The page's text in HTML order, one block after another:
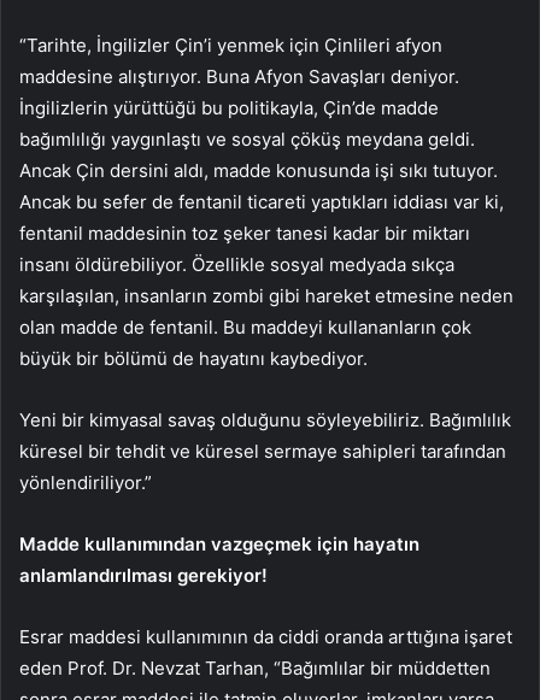
“Tarihte, İngilizler Çin’i yenmek için Çinlileri afyon
maddesine alıştırıyor. Buna Afyon Savaşları deniyor.
İngilizlerin yürüttüğü bu politikayla, Çin’de madde
bağımlılığı yaygınlaştı ve sosyal çöküş meydana geldi.
Ancak Çin dersini aldı, madde konusunda işi sıkı tutuyor.
Ancak bu sefer de fentanil ticareti yaptıkları iddiası var ki,
fentanil maddesinin toz şeker tanesi kadar bir miktarı
insanı öldürebiliyor. Özellikle sosyal medyada sıkça
karşılaşılan, insanların zombi gibi hareket etmesine neden
olan madde de fentanil. Bu maddeyi kullananların çok
büyük bir bölümü de hayatını kaybediyor.
Yeni bir kimyasal savaş olduğunu söyleyebiliriz. Bağımlılık
küresel bir tehdit ve küresel sermaye sahipleri tarafından
yönlendiriliyor.”
Madde kullanımından vazgeçmek için hayatın
anlamlandırılması gerekiyor!
Esrar maddesi kullanımının da ciddi oranda arttığına işaret
eden Prof. Dr. Nevzat Tarhan, “Bağımlılar bir müddetten